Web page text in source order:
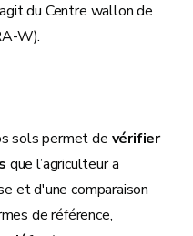
du Centre wallon de
W).
sols permet de vérifier
que l’agriculteur a
et d'une comparaison
de référence,